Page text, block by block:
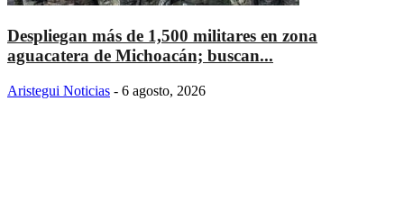
Despliegan más de 1,500 militares en zona
aguacatera de Michoacán; buscan...
Aristegui Noticias - 6 agosto, 2026